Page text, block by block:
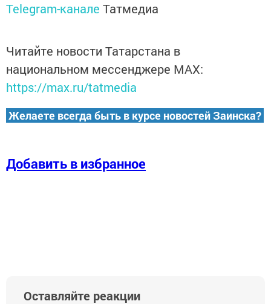
Telegram-канале Татмедиа
Читайте новости Татарстана в
национальном мессенджере MАХ:
https://max.ru/tatmedia
Желаете всегда быть в курсе новостей Заинска?
Добавить в избранное
Оставляйте реакции